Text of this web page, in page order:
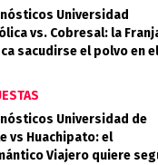
Universidad
vs. Cobresal: la
sacudirse el polvo en el
Universidad de
vs Huachipato: el
Viajero quiere